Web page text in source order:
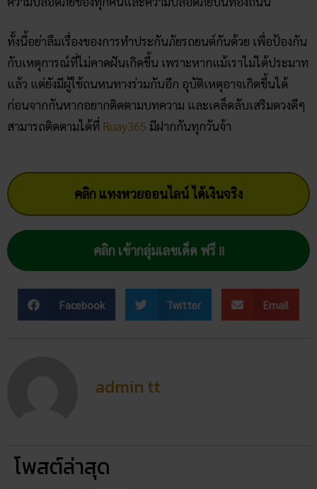
ทั้งนี้อย่าลืมเรื่องของการทำประกันภัยรถยนต์กันด้วย เพื่อป้องกัน
กับเหตุการณ์ที่ไม่คาดฝันเกิดขึ้น เพราะหากแม้เราไม่ได้ประมาท
แล้ว แต่ยังมีผู้ใช้ถนหนทางร่วมกันอีก อุบัติเหตุอาจเกิดขึ้นได้
ก่อนจากกันหากอยากติดตามบทความ และเคล็ดลับเสริมดวงดีๆ
สามารถติดตามได้ที่ Ruay365 มีฝากกันทุกวันจ้า
คลิก แทงหวยออนไลน์ ได้เงินจริง
คลิก เข้ากลุ่มเลขเด็ด ฟรี !!
Facebook Twitter Email
admin tt
โพสต์ล่าสุด